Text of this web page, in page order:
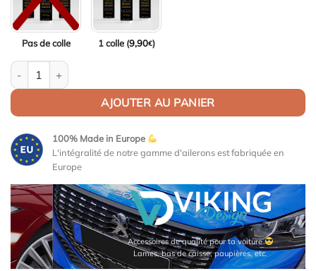
Pas de colle 1 colle (9,90€)
quantité de Aileron Col de cygne V1 pour BMW Série 5 G30 /
AJOUTER AU PANIER
100% Made in Europe
L'intégralité de notre gamme d'ailerons est fabriquée en
Europe
Accessoires de qualité pour ta voiture
Lames, bas de caisse, paupières, etc.